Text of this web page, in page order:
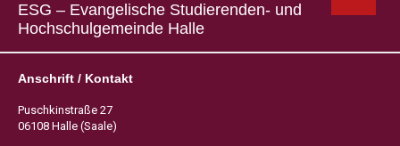
ESG – Evangelische Studierenden- und
Hochschulgemeinde Halle
Anschrift / Kontakt
Puschkinstraße 27
06108 Halle (Saale)